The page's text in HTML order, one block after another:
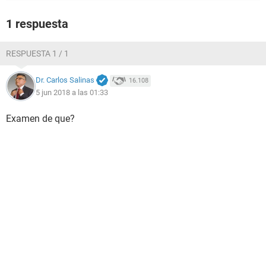
1 respuesta
RESPUESTA 1 / 1
Dr. Carlos Salinas 16.108
5 jun 2018 a las 01:33
Examen de que?